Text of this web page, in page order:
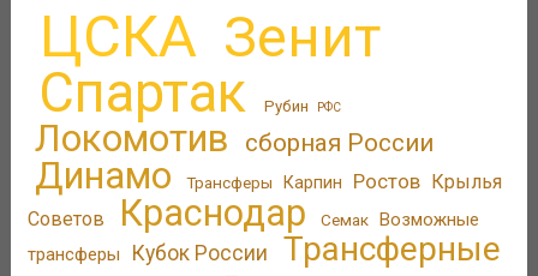
ЦСКА Зенит
Спартак Рубин РФС
Локомотив сборная России
Динамо Трансферы Карпин Ростов Крылья
Советов
Краснодар Семак Возможные
трансферы
Кубок России
Трансферные